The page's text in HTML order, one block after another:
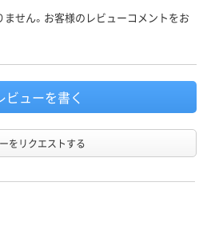
せん。お客様のレビューコメントをお
ビューを書く
をリクエストする